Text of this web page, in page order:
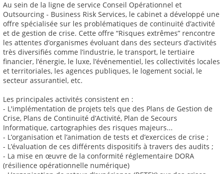
Au sein de la ligne de service Conseil Opérationnel et
Outsourcing - Business Risk Services, le cabinet a développé une
offre spécialisée sur les problématiques de continuité d’activité
et de gestion de crise. Cette offre “Risques extrêmes” rencontre
les attentes d’organismes évoluant dans des secteurs d’activités
très diversifiés comme l’industrie, le transport, le tertiaire
financier, l’énergie, le luxe, l’événementiel, les collectivités locales
et territoriales, les agences publiques, le logement social, le
secteur assurantiel, etc.
Les principales activités consistent en :
- L'implémentation de projets tels que des Plans de Gestion de
Crise, Plans de Continuité d’Activité, Plan de Secours
Informatique, cartographies des risques majeurs...
- L’organisation et l’animation de tests et d’exercices de crise ;
- L’évaluation de ces différents dispositifs à travers des audits ;
- La mise en œuvre de la conformité réglementaire DORA
(résilience opérationnelle numérique)